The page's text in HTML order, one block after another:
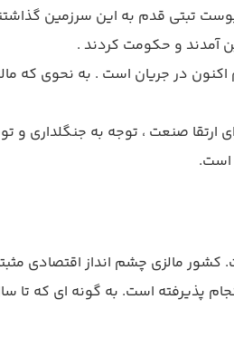
تبتی قدم به این سرزمین
آمدند و حکومت کردند .
هم اکنون در جریان است . به نحوی
صنعت ، توجه به جنگلداری و
است.
تخصیص یافت. کشور مالزی چشم